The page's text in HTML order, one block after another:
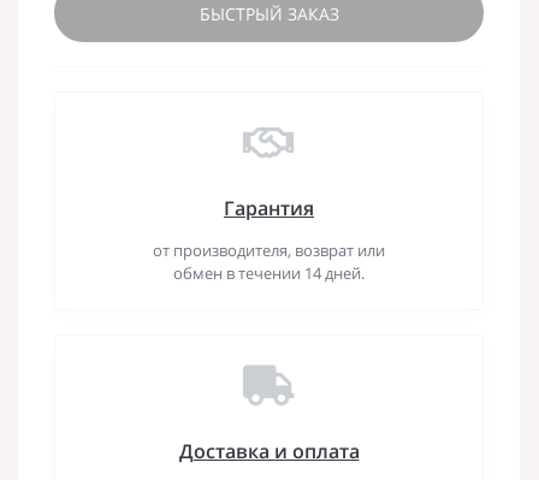
БЫСТРЫЙ ЗАКАЗ
Гарантия
от производителя, возврат или
обмен в течении 14 дней.
Доставка и оплата